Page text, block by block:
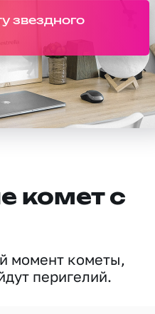
звездного
комет с
момент кометы,
перигелий.